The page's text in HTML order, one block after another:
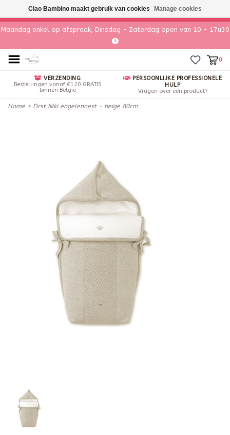
Maandag enkel op afspraak, Dinsdag - Zaterdag open van 10 - 17u30
0
VERZENDING
Bestellingen vanaf €120 GRATIS
binnen België
PERSOONLIJKE PROFESSIONELE
HULP
Vragen over een product?
Home > First Niki engelennest - beige 80cm
Ciao Bambino maakt gebruik van cookies Manage cookies